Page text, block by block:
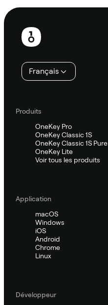
Pied
page
Français
Produits
OneKey Pro
OneKey Classic 1S
OneKey Classic 1S Pure
OneKey Lite
Voir tous les produits
Application
macOS
Windows
iOS
Android
Chrome
Linux
Développeur